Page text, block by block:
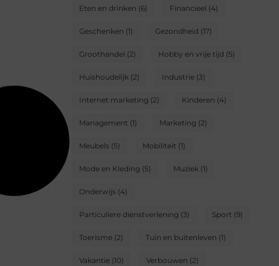
Eten en drinken (6) Financieel (4)
Geschenken (1) Gezondheid (17)
Groothandel (2) Hobby en vrije tijd (5)
Huishoudelijk (2) Industrie (3)
Internet marketing (2) Kinderen (4)
Management (1) Marketing (2)
Meubels (5) Mobiliteit (1)
Mode en Kleding (5) Muziek (1)
Onderwijs (4)
Particuliere dienstverlening (3) Sport (9)
Toerisme (2) Tuin en buitenleven (1)
Vakantie (10) Verbouwen (2)